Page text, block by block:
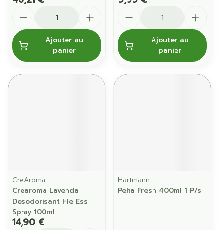
Ajouter au
panier
Ajouter au
panier
CreAroma
Crearoma Lavenda
Desodorisant Hle Ess
Spray 100ml
14,90 €
Hartmann
Peha Fresh 400ml 1 P/s